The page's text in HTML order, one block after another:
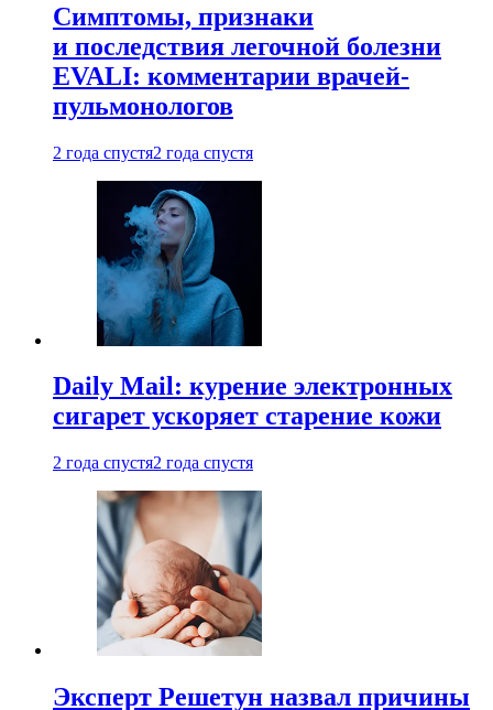
Симптомы, признаки
и последствия легочной болезни
EVALI: комментарии врачей-
пульмонологов
2 года спустя2 года спустя
Daily Mail: курение электронных
сигарет ускоряет старение кожи
2 года спустя2 года спустя
Эксперт Решетун назвал причины